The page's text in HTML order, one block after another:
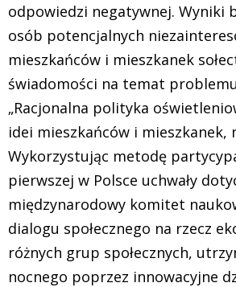
odpowiedzi negatywnej. Wyniki
osób potencjalnych
mieszkańców i mieszkanek
świadomości na temat
„Racjonalna polityka
idei mieszkańców i
Wykorzystując metodę
pierwszej w Polsce uchwały
międzynarodowy komitet
dialogu społecznego na rzecz
różnych grup społecznych,
nocnego poprzez innowacyjne